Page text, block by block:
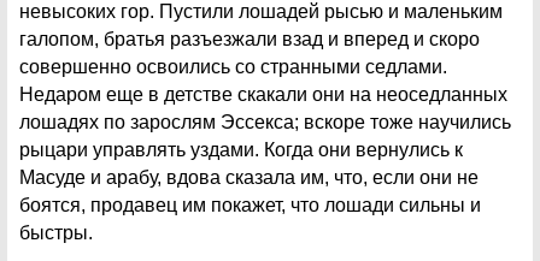
невысоких гор. Пустили лошадей рысью и маленьким
галопом, братья разъезжали взад и вперед и скоро
совершенно освоились со странными седлами.
Недаром еще в детстве скакали они на неоседланных
лошадях по зарослям Эссекса; вскоре тоже научились
рыцари управлять уздами. Когда они вернулись к
Масуде и арабу, вдова сказала им, что, если они не
боятся, продавец им покажет, что лошади сильны и
быстры.